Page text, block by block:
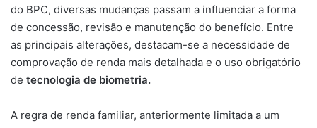
do BPC, diversas mudanças passam a influenciar a forma
de concessão, revisão e manutenção do benefício. Entre
as principais alterações, destacam-se a necessidade de
comprovação de renda mais detalhada e o uso obrigatório
de tecnologia de biometria.
A regra de renda familiar, anteriormente limitada a um